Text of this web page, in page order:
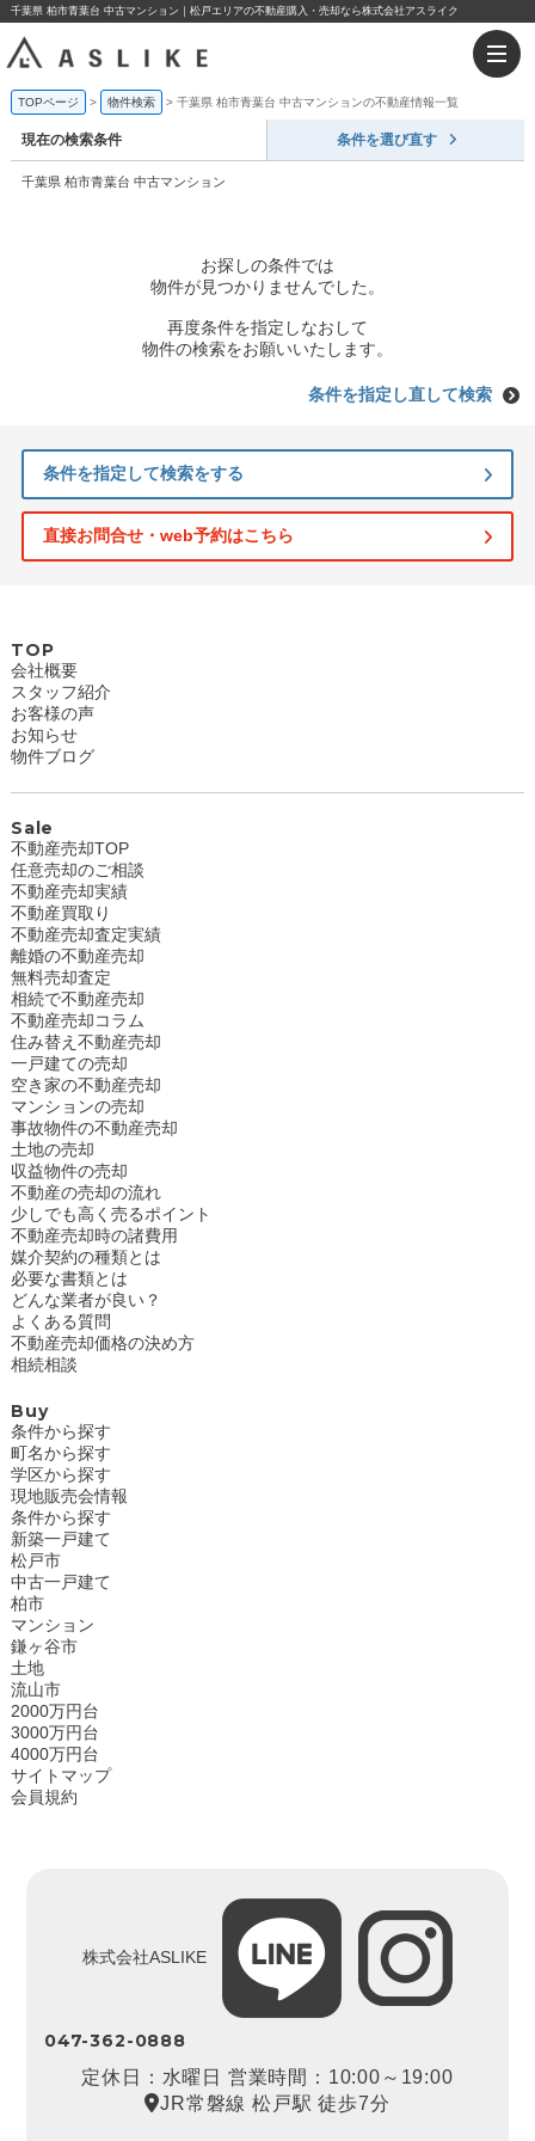
千葉県 柏市青葉台 中古マンション｜松戸エリアの不動産購入・売却なら株式会社アスライク
TOPページ 物件検索 千葉県 柏市青葉台 中古マンションの不動産情報一覧
現在の検索条件 条件を選び直す
千葉県 柏市青葉台 中古マンション
お探しの条件では
物件が見つかりませんでした。
再度条件を指定しなおして
物件の検索をお願いいたします。
条件を指定し直して検索
条件を指定して検索をする
直接お問合せ・web予約はこちら
TOP
会社概要
スタッフ紹介
お客様の声
お知らせ
物件ブログ
Sale
不動産売却TOP
任意売却のご相談
不動産売却実績
不動産買取り
不動産売却査定実績
離婚の不動産売却
無料売却査定
相続で不動産売却
不動産売却コラム
住み替え不動産売却
一戸建ての売却
空き家の不動産売却
マンションの売却
事故物件の不動産売却
土地の売却
収益物件の売却
不動産の売却の流れ
少しでも高く売るポイント
不動産売却時の諸費用
媒介契約の種類とは
必要な書類とは
どんな業者が良い？
よくある質問
不動産売却価格の決め方
相続相談
Buy
条件から探す
町名から探す
学区から探す
現地販売会情報
条件から探す
新築一戸建て
松戸市
中古一戸建て
柏市
マンション
鎌ヶ谷市
土地
流山市
2000万円台
3000万円台
4000万円台
サイトマップ
会員規約
株式会社ASLIKE
047-362-0888
定休日：水曜日 営業時間：10:00～19:00
JR常磐線 松戸駅 徒歩7分